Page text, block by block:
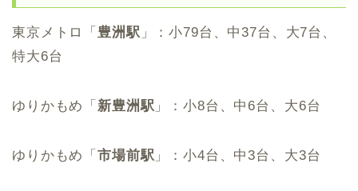
東京メトロ「豊洲駅 」：小79台、中37台、大7台、
特大6台
ゆりかもめ「新豊洲駅 」：小8台、中6台、大6台
ゆりかもめ「市場前駅 」：小4台、中3台、大3台